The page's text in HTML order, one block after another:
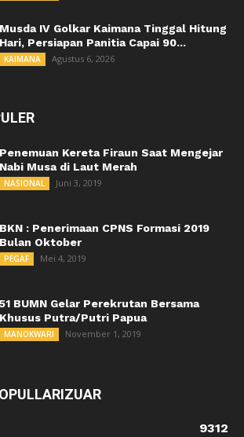
Musda IV Golkar Kaimana Tinggal Hitung
Hari, Persiapan Panitia Capai 90...
KAIMANA Agustus 6, 2026
Penemuan Kereta Firaun Saat Mengejar
Nabi Musa di Laut Merah
NASIONAL Juni 3, 2019
BKN : Penerimaan CPNS Formasi 2019
Bulan Oktober
PEGAF Mei 4, 2019
51 BUMN Gelar Perekrutan Bersama
Khusus Putra/Putri Papua
MANOKWARI November 1, 2019
9312